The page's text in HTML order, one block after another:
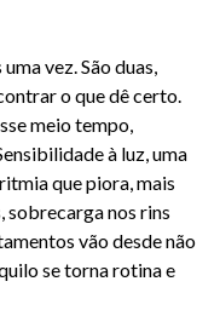
vez. São duas,
o que dê certo.
meio tempo,
à luz, uma
que piora, mais
sobrecarga nos rins
vão desde não
se torna rotina e